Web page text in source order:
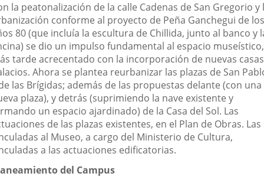
la peatonalización de la calle Cadenas de San Gregorio y
conforme al proyecto de Peña Ganchegui de los
80 (que incluía la escultura de Chillida, junto al banco y
se dio un impulso fundamental al espacio museístico,
tarde acrecentado con la incorporación de nuevas
Ahora se plantea reurbanizar las plazas de San
las Brígidas; además de las propuestas delante (con una
plaza), y detrás (suprimiendo la nave existente y
un espacio ajardinado) de la Casa del Sol. Las
de las plazas existentes, en el Plan de Obras. Las
al Museo, a cargo del Ministerio de Cultura,
a las actuaciones edificatorias.
del Campus